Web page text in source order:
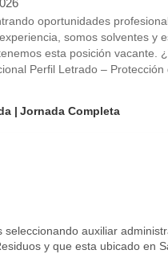
oportunidades
somos solventes y
esta posición vacante.
Perfil Letrado – Protección
Jornada Completa
auxiliar
y que esta ubicado en